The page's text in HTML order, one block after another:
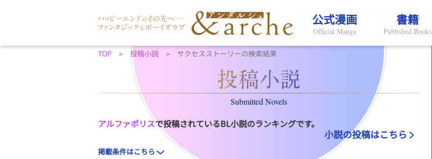
公式漫画
Official Manga
書籍
Published Books
TOP 投稿小説 サクセスストーリーの検索結果
Submitted Novels
アルファポリスで投稿されているBL小説のランキングです。
小説の投稿はこちら
掲載条件はこちら